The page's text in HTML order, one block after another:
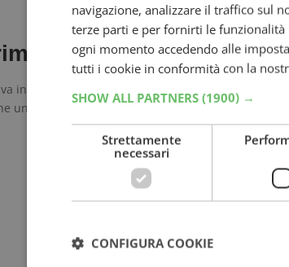
Plasmon
indetta dagli omogeneizzati Plasmon
una meccanica di " Soddisfatti o
navigazione, analizzare il traffico sul
terze parti e per fornirti le
ogni momento accedendo alle
tutti i cookie in conformità con la
SHOW ALL PARTNERS (1900) →
Strettamente
necessari
CONFIGURA COOKIE